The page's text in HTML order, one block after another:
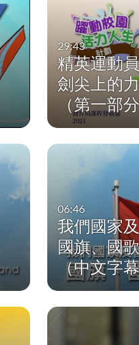
29:43
精英運動
劍尖上的
（第一部
06:46
我們國家
國旗、國
（中文字